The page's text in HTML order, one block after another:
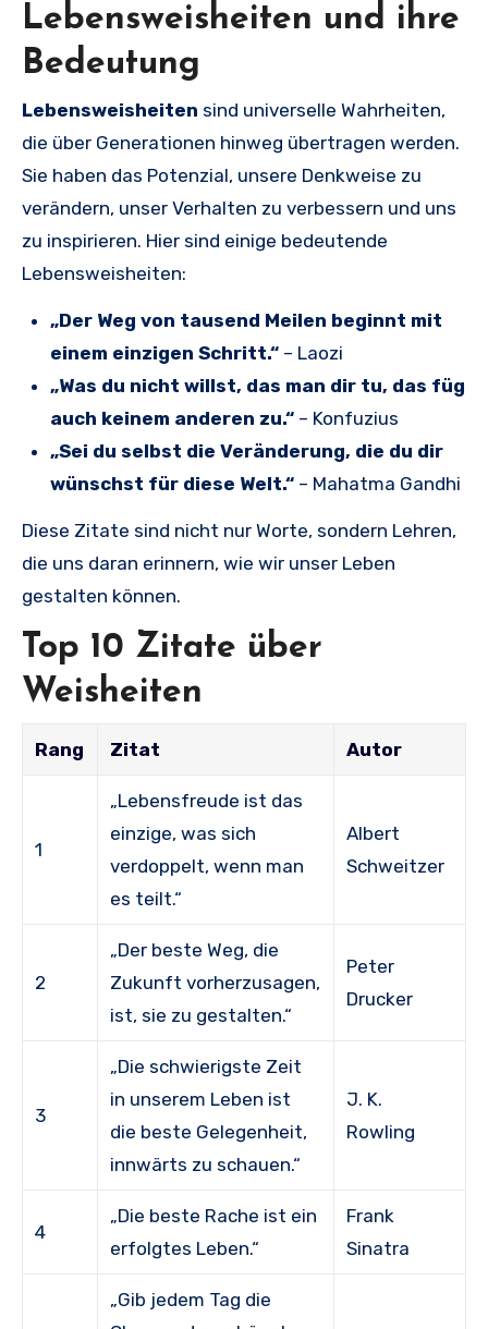
Lebensweisheiten und ihre
Bedeutung
Lebensweisheiten sind universelle Wahrheiten,
die über Generationen hinweg übertragen werden.
Sie haben das Potenzial, unsere Denkweise zu
verändern, unser Verhalten zu verbessern und uns
zu inspirieren. Hier sind einige bedeutende
Lebensweisheiten:
„Der Weg von tausend Meilen beginnt mit
einem einzigen Schritt.“ – Laozi
„Was du nicht willst, das man dir tu, das füg
auch keinem anderen zu.“ – Konfuzius
„Sei du selbst die Veränderung, die du dir
wünschst für diese Welt.“ – Mahatma Gandhi
Diese Zitate sind nicht nur Worte, sondern Lehren,
die uns daran erinnern, wie wir unser Leben
gestalten können.
Top 10 Zitate über
Weisheiten
Rang Zitat Autor
1
„Lebensfreude ist das
einzige, was sich
verdoppelt, wenn man
es teilt.“
Albert
Schweitzer
2
„Der beste Weg, die
Zukunft vorherzusagen,
ist, sie zu gestalten.“
Peter
Drucker
3
„Die schwierigste Zeit
in unserem Leben ist
die beste Gelegenheit,
innwärts zu schauen.“
J. K.
Rowling
4
„Die beste Rache ist ein
erfolgtes Leben.“
Frank
Sinatra
„Gib jedem Tag die